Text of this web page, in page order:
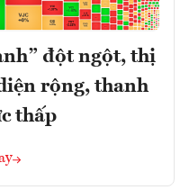
đột ngột, thị
rộng, thanh
thấp